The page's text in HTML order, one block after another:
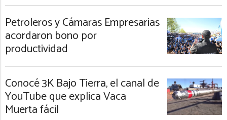
Petroleros y Cámaras Empresarias
acordaron bono por
productividad
Conocé 3K Bajo Tierra, el canal de
YouTube que explica Vaca
Muerta fácil